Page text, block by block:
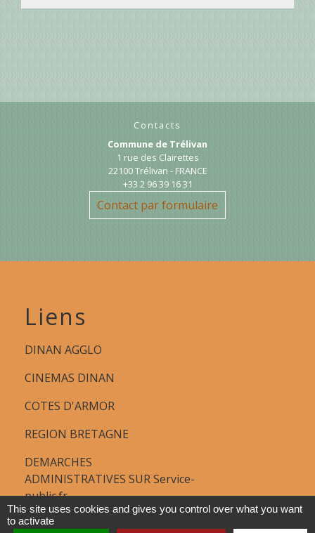
Contacts
Commune de Trélivan
1 rue des Clairettes
22100 Trélivan - FRANCE
+33 2 96 39 16 31
Contact par formulaire
Liens
DINAN AGGLO
CINEMAS DINAN
COTES D'ARMOR
REGION BRETAGNE
DEMARCHES
ADMINISTRATIVES SUR Service-
public.fr
This site uses cookies and gives you control over what you want
to activate